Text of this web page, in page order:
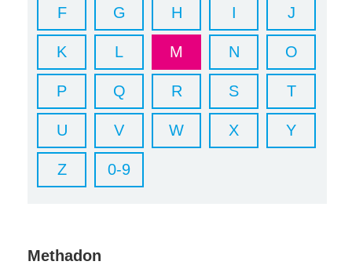
F G H I J
K L M N O
P Q R S T
U V W X Y
Z 0-9
Methadon